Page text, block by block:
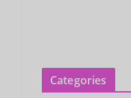
Categories